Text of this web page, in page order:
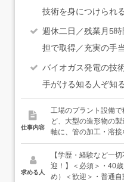
技術を身につけられ
週休二日／残業月5
担で取得／充実の手
バイオガス発電の技
手がける知る人ぞ知
仕事内容
工場のプラント設備
ど、大型の造形物の
軸に、管の加工・溶接
いくことができます
ク。錆びない・軽い
クなどに使用されま
造図面に合わせてガラ
求める人
【学歴・経験など一
迎！】＜必須＞・40
め）＜歓迎＞・普通自